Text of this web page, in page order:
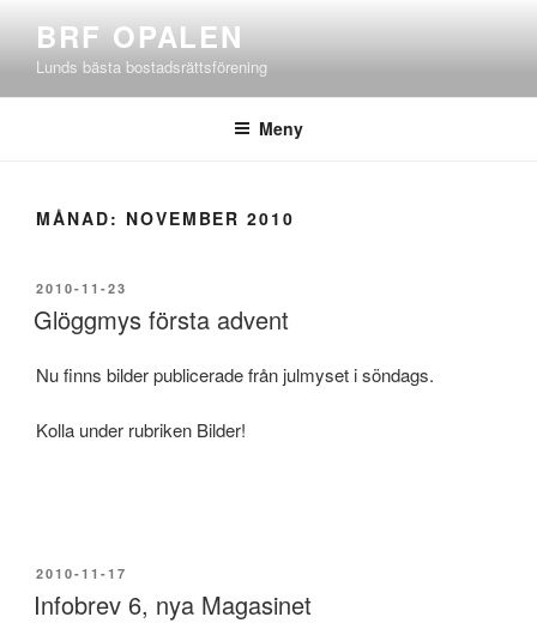
innehåll
BRF OPALEN
Lunds bästa bostadsrättsförening
Meny
MÅNAD: NOVEMBER 2010
PUBLICERAT
2010-11-23
Glöggmys första advent
Nu finns bilder publicerade från julmyset i söndags.
Kolla under rubriken Bilder!
PUBLICERAT
2010-11-17
Infobrev 6, nya Magasinet